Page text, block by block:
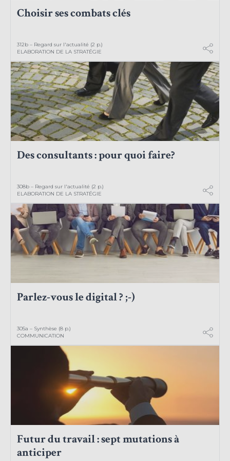
Choisir ses combats clés
312b – Regard sur l'actualité (2 p.)
ELABORATION DE LA STRATÉGIE
Des consultants : pour quoi faire?
308b – Regard sur l'actualité (2 p.)
ELABORATION DE LA STRATÉGIE
Parlez-vous le digital ? ;-)
305a – Synthèse (8 p.)
COMMUNICATION
Futur du travail : sept mutations à
anticiper